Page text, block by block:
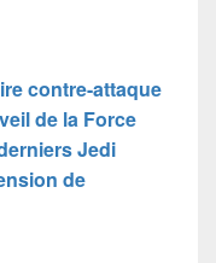
contre-attaque
de la Force
Jedi
de